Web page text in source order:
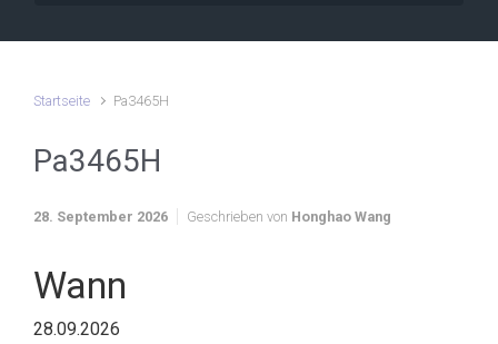
Startseite Pa3465H
Pa3465H
28. September 2026 Geschrieben von Honghao Wang
Wann
28.09.2026